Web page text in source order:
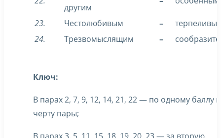
другим
23. Честолюбивым –
24.
Трезвомыслящим –
Ключ:
В парах 2, 7, 9, 12, 14, 21, 22 — по одному баллу
черту пары;